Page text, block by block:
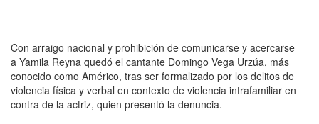
Con arraigo nacional y prohibición de comunicarse y acercarse
a Yamila Reyna quedó el cantante Domingo Vega Urzúa, más
conocido como Américo, tras ser formalizado por los delitos de
violencia física y verbal en contexto de violencia intrafamiliar en
contra de la actriz, quien presentó la denuncia.